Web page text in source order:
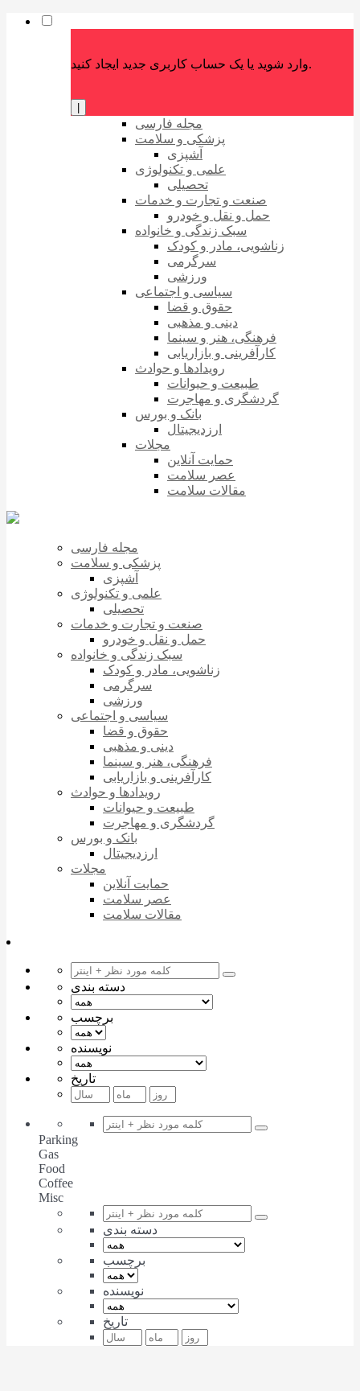
وارد شوید یا یک حساب کاربری جدید ایجاد کنید.
مجله فارسی
پزشکی و سلامت
آشپزی
علمی و تکنولوژی
تحصیلی
صنعت و تجارت و خدمات
حمل و نقل و خودرو
سبک زندگی و خانواده
زناشویی، مادر و کودک
سرگرمی
ورزشی
سیاسی و اجتماعی
حقوق و قضا
دینی و مذهبی
فرهنگی، هنر و سینما
کارآفرینی و بازاریابی
رویدادها و حوادث
طبیعت و حیوانات
گردشگری و مهاجرت
بانک و بورس
ارزدیجیتال
مجلات
حمایت آنلاین
عصر سلامت
مقالات سلامت
مجله فارسی
پزشکی و سلامت
آشپزی
علمی و تکنولوژی
تحصیلی
صنعت و تجارت و خدمات
حمل و نقل و خودرو
سبک زندگی و خانواده
زناشویی، مادر و کودک
سرگرمی
ورزشی
سیاسی و اجتماعی
حقوق و قضا
دینی و مذهبی
فرهنگی، هنر و سینما
کارآفرینی و بازاریابی
رویدادها و حوادث
طبیعت و حیوانات
گردشگری و مهاجرت
بانک و بورس
ارزدیجیتال
مجلات
حمایت آنلاین
عصر سلامت
مقالات سلامت
دسته بندی
برچسب
نویسنده
تاریخ
Parking
Gas
Food
Coffee
Misc
دسته بندی
برچسب
نویسنده
تاریخ